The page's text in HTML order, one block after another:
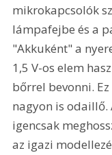
mikrokapcsolók
lámpafejbe és a
"Akkuként" a
1,5 V-os elem
bőrrel bevonni.
nagyon is odaillő.
igencsak
az igazi